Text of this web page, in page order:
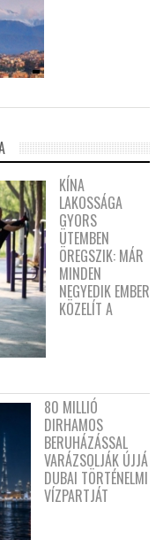
KÍNA
LAKOSSÁGA
GYORS
ÜTEMBEN
ÖREGSZIK: MÁR
MINDEN
NEGYEDIK EMBER
KÖZELÍT A
80 MILLIÓ
DIRHAMOS
BERUHÁZÁSSAL
VARÁZSOLJÁK ÚJJÁ
DUBAI TÖRTÉNELMI
VÍZPARTJÁT